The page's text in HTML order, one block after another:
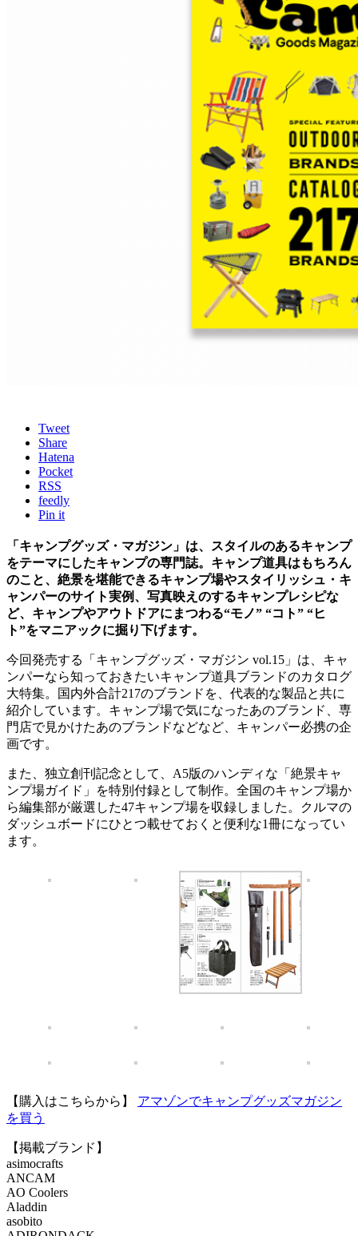
Tweet
Share
Hatena
Pocket
RSS
feedly
Pin it
「キャンプグッズ・マガジン」は、スタイルのあるキャンプ
をテーマにしたキャンプの専門誌。キャンプ道具はもちろん
のこと、絶景を堪能できるキャンプ場やスタイリッシュ・キ
ャンパーのサイト実例、写真映えのするキャンプレシピな
ど、キャンプやアウトドアにまつわる“モノ” “コト” “ヒ
ト”をマニアックに掘り下げます。
今回発売する「キャンプグッズ・マガジン vol.15」は、キャ
ンパーなら知っておきたいキャンプ道具ブランドのカタログ
大特集。国内外合計217のブランドを、代表的な製品と共に
紹介しています。キャンプ場で気になったあのブランド、専
門店で見かけたあのブランドなどなど、キャンパー必携の企
画です。
また、独立創刊記念として、A5版のハンディな「絶景キャ
ンプ場ガイド」を特別付録として制作。全国のキャンプ場か
ら編集部が厳選した47キャンプ場を収録しました。クルマの
ダッシュボードにひとつ載せておくと便利な1冊になってい
ます。
【購入はこちらから】 アマゾンでキャンプグッズマガジン
を買う
【掲載ブランド】
asimocrafts
ANCAM
AO Coolers
Aladdin
asobito